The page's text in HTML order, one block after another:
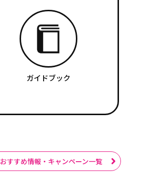
ガイドブック
おすすめ情報・キャンペーン一覧